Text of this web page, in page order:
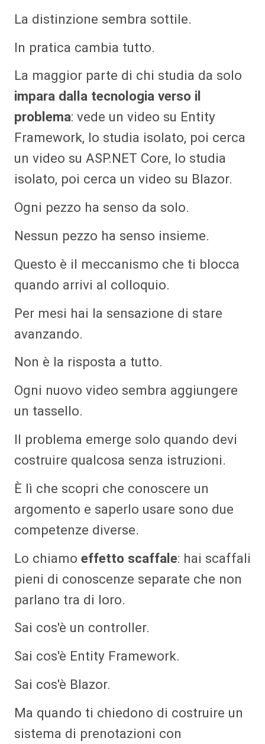
La distinzione sembra sottile.
In pratica cambia tutto.
La maggior parte di chi studia da solo
impara dalla tecnologia verso il
problema: vede un video su Entity
Framework, lo studia isolato, poi cerca
un video su ASP.NET Core, lo studia
isolato, poi cerca un video su Blazor.
Ogni pezzo ha senso da solo.
Nessun pezzo ha senso insieme.
Questo è il meccanismo che ti blocca
quando arrivi al colloquio.
Per mesi hai la sensazione di stare
avanzando.
Non è la risposta a tutto.
Ogni nuovo video sembra aggiungere
un tassello.
Il problema emerge solo quando devi
costruire qualcosa senza istruzioni.
È lì che scopri che conoscere un
argomento e saperlo usare sono due
competenze diverse.
Lo chiamo effetto scaffale: hai scaffali
pieni di conoscenze separate che non
parlano tra di loro.
Sai cos'è un controller.
Sai cos'è Entity Framework.
Sai cos'è Blazor.
Ma quando ti chiedono di costruire un
sistema di prenotazioni con